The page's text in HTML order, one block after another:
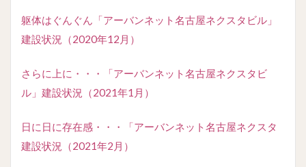
躯体はぐんぐん「アーバンネット名古屋ネクスタビル」
建設状況（2020年12月）
さらに上に・・・「アーバンネット名古屋ネクスタビ
ル」建設状況（2021年1月）
日に日に存在感・・・「アーバンネット名古屋ネクスタ
建設状況（2021年2月）